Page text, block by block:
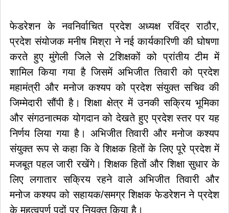
फेडरेशन के नवनिर्वाचित प्रदेश अध्यक्ष रविंद्र राठौर,
प्रदेश संयोजक मनीष मिश्रा ने नई कार्यकारिणी की घोषणा
करते हुए मुंगेली जिले से 2शिक्षकों को प्रांतीय टीम में
शामिल किया गया है जिसमें अभिजीत तिवारी को प्रदेश
महामंत्री और मनोज कश्यप को प्रदेश संयुक्त सचिव की
जिम्मेदारी सौंपी है। शिक्षा क्षेत्र में उनकी सक्रिय भूमिका
और संगठनात्मक योगदान को देखते हुए प्रदेश स्तर पर यह
निर्णय लिया गया है। अभिजीत तिवारी और मनोज कश्यप
संयुक्त रूप से कहा कि वे शिक्षक हितों के लिए पूरे प्रदेश में
मजबूत पहल जारी रखेंगे। शिक्षक हितों और शिक्षा सुधार के
लिए लगातार सक्रिय रहने वाले अभिजीत तिवारी और
मनोज कश्यप को सहायक/समग्र शिक्षक फेडरेशन ने प्रदेश
के महत्वपूर्ण पदों पर नियुक्त किया है।